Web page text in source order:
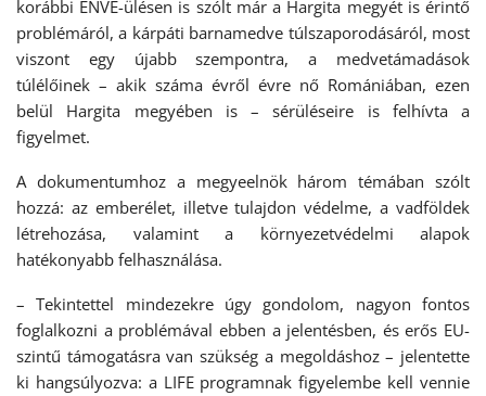
korábbi ENVE-ülésen is szólt már a Hargita megyét is érintő
problémáról, a kárpáti barnamedve túlszaporodásáról, most
viszont egy újabb szempontra, a medvetámadások
túlélőinek – akik száma évről évre nő Romániában, ezen
belül Hargita megyében is – sérüléseire is felhívta a
figyelmet.
A dokumentumhoz a megyeelnök három témában szólt
hozzá: az emberélet, illetve tulajdon védelme, a vadföldek
létrehozása, valamint a környezetvédelmi alapok
hatékonyabb felhasználása.
– Tekintettel mindezekre úgy gondolom, nagyon fontos
foglalkozni a problémával ebben a jelentésben, és erős EU-
szintű támogatásra van szükség a megoldáshoz – jelentette
ki hangsúlyozva: a LIFE programnak figyelembe kell vennie